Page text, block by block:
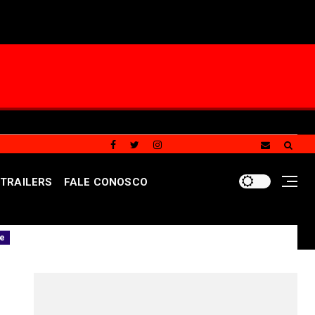
TRAILERS FALE CONOSCO
menos invasivo para obstruções nas artérias do